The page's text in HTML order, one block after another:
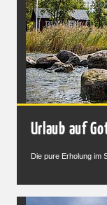
Urlaub auf
Die pure Erholung im